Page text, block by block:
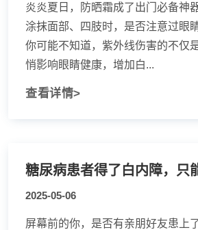
炎炎夏日，防晒霜成了出门必备神
涂抹面部、四肢时，是否注意过眼
你可能不知道，紫外线伤害的不仅
悄影响眼睛健康，增加白...
查看详情>
糖尿病患者得了白内障，只
2025-05-06
屏幕前的你，是否有亲朋好友患上